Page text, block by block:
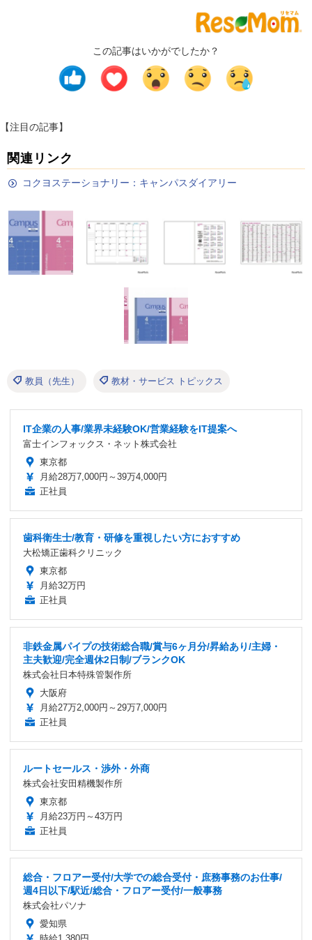
この記事はいかがでしたか？
【注目の記事】
関連リンク
コクヨステーショナリー：キャンパスダイアリー
教員（先生） 教材・サービス トピックス
IT企業の人事/業界未経験OK/営業経験をIT提案へ
富士インフォックス・ネット株式会社
東京都
月給28万7,000円～39万4,000円
正社員
歯科衛生士/教育・研修を重視したい方におすすめ
大松矯正歯科クリニック
東京都
月給32万円
正社員
非鉄金属パイプの技術総合職/賞与6ヶ月分/昇給あり/主婦・
主夫歓迎/完全週休2日制/ブランクOK
株式会社日本特殊管製作所
大阪府
月給27万2,000円～29万7,000円
正社員
ルートセールス・渉外・外商
株式会社安田精機製作所
東京都
月給23万円～43万円
正社員
総合・フロアー受付/大学での総合受付・庶務事務のお仕事/
週4日以下/駅近/総合・フロアー受付/一般事務
株式会社パソナ
愛知県